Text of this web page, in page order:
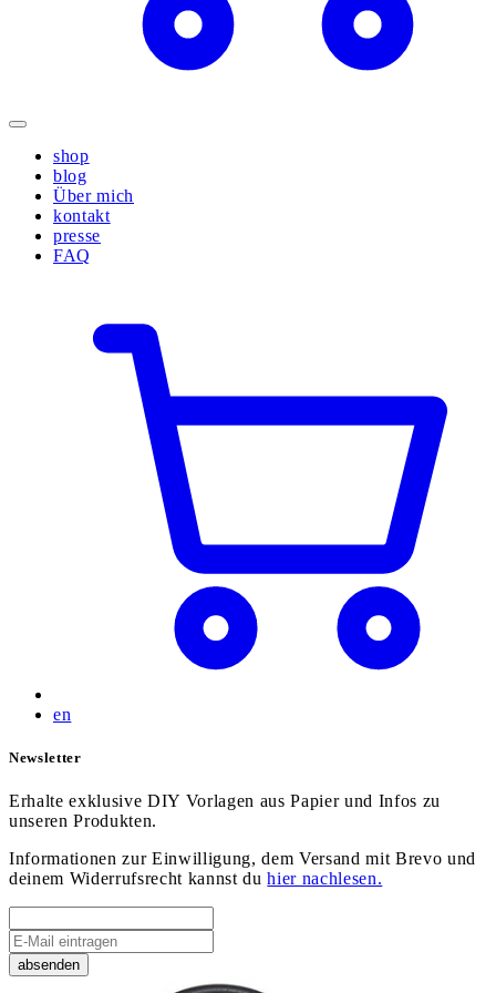
shop
blog
Über mich
kontakt
presse
FAQ
en
Newsletter
Erhalte exklusive DIY Vorlagen aus Papier und Infos zu
unseren Produkten.
Informationen zur Einwilligung, dem Versand mit Brevo und
deinem Widerrufsrecht kannst duhier nachlesen.
absenden